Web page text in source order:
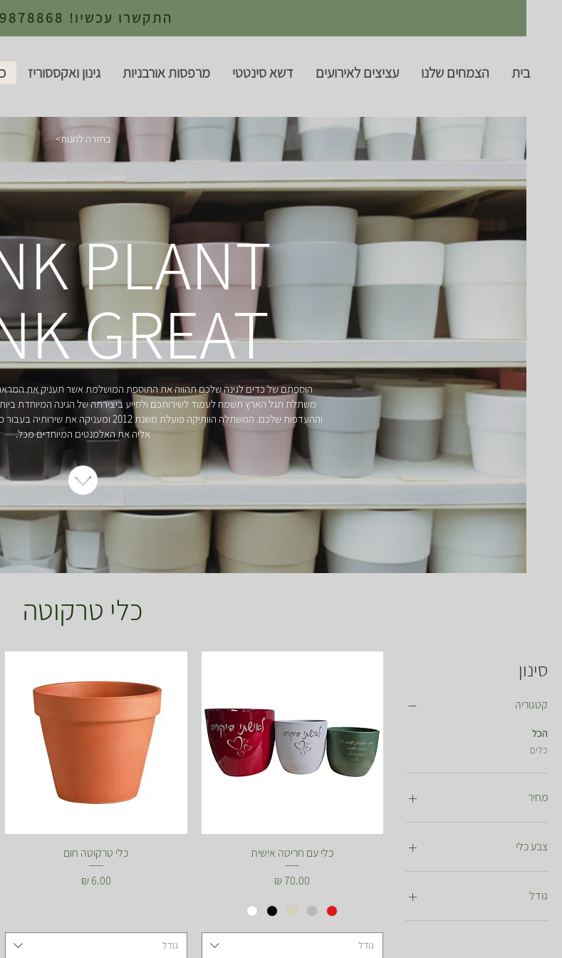
התקשרו עכשיו! 0559878868
בית הצמחים שלנו עציצים לאירועים דשא סינטטי מרפסות אורבניות גינון ואקססוריז
PLANT
GREAT
הוספתם של כדים לגינה שלכם תהווה את התוספת המושלמת אשר תעניק את
משתלת תגל הארץ תשמח לעמוד לשירותכם ולסייע ביצירתה של הגינה המיוחדת
וההעדפות שלכם. המשתלה הוותיקה פועלת משנת
אליה את האלמנטים המיוחדים מכל.
<בחזרה לחנות
כלי טרקוטה
סינון
קטגוריה
הכל
כלים
מחיר
צבע כלי
גודל
11 ס"מ
כלי עם חריטה אישית
מחיר
גודל
כלי טרקוטה חום
מחיר
גודל